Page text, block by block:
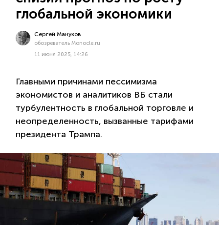
глобальной экономики
Сергей Мануков
обозреватель Monocle.ru
11 июня 2025, 14:26
Главными причинами пессимизма
экономистов и аналитиков ВБ стали
турбулентность в глобальной торговле и
неопределенность, вызванные тарифами
президента Трампа.